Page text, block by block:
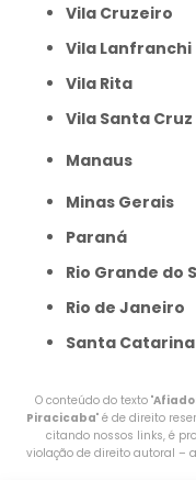
Vila Cruzeiro
Vila Lanfranchi
Vila Rita
Vila Santa Cruz
Manaus
Minas Gerais
Paraná
Rio Grande do
Rio de Janeiro
Santa Catarina
O conteúdo do texto "
Piracicaba" é de direito
citando nossos links, é
violação de direito autoral –